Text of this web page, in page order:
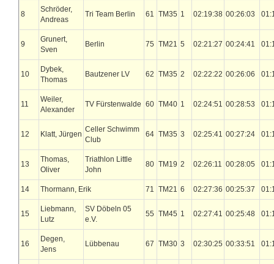
8
Schröder,
Andreas
Tri Team Berlin 61 TM35 1 02:19:38 00:26:03
9
Grunert,
Sven
Berlin 75 TM21 5 02:21:27 00:24:41
10
Dybek,
Thomas
Bautzener LV 62 TM35 2 02:22:22 00:26:06
11
Weiler,
Alexander
TV Fürstenwalde 60 TM40 1 02:24:51 00:28:53
12 Klatt, Jürgen
Celler Schwimm
Club
64 TM35 3 02:25:41 00:27:24
13
Thomas,
Oliver
Triathlon Little
John
80 TM19 2 02:26:11 00:28:05
14 Thormann, Erik 71 TM21 6 02:27:36 00:25:37
15
Liebmann,
Lutz
SV Döbeln 05
e.V.
55 TM45 1 02:27:41 00:25:48
16
Degen,
Jens
Lübbenau 67 TM30 3 02:30:25 00:33:51